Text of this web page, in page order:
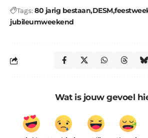
Tags:80 jarig bestaanDESM
jubileumweekend
Wat is jouw gevoel